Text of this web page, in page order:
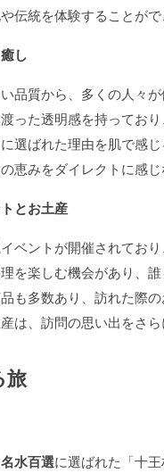
伝統を体験することが
し
品質から、多くの人々
った透明感を持ってお
選ばれた理由を肌で感
恵みをダイレクトに感
とお土産
ベントが開催されてお
を楽しむ機会があり、
も多数あり、訪れた際
は、訪問の思い出をさら
旅
名水百選に選ばれた「十